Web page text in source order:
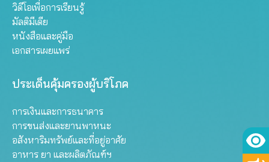
วิดีโอเพื่อการเรียนรู้
มัลติมีเดีย
หนังสือและคู่มือ
เอกสารเผยแพร่
ประเด็นคุ้มครองผู้บริโภค
การเงินและการธนาคาร
การขนส่งและยานพาหนะ
อสังหาริมทรัพย์และที่อยู่อาศัย
อาหาร ยา และผลิตภัณฑ์ฯ